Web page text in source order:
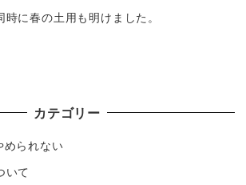
に春の土用も明けました。
カテゴリー
られない
いて